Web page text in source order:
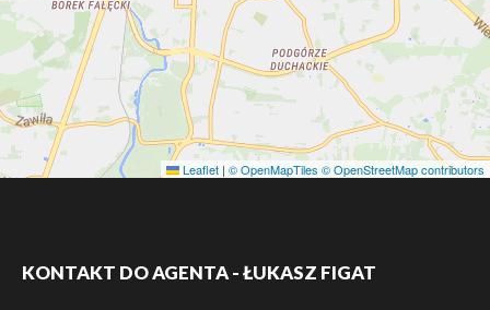
Leaflet | © OpenMapTiles © OpenStreetMap contributors
KONTAKT DO AGENTA - ŁUKASZ FIGAT